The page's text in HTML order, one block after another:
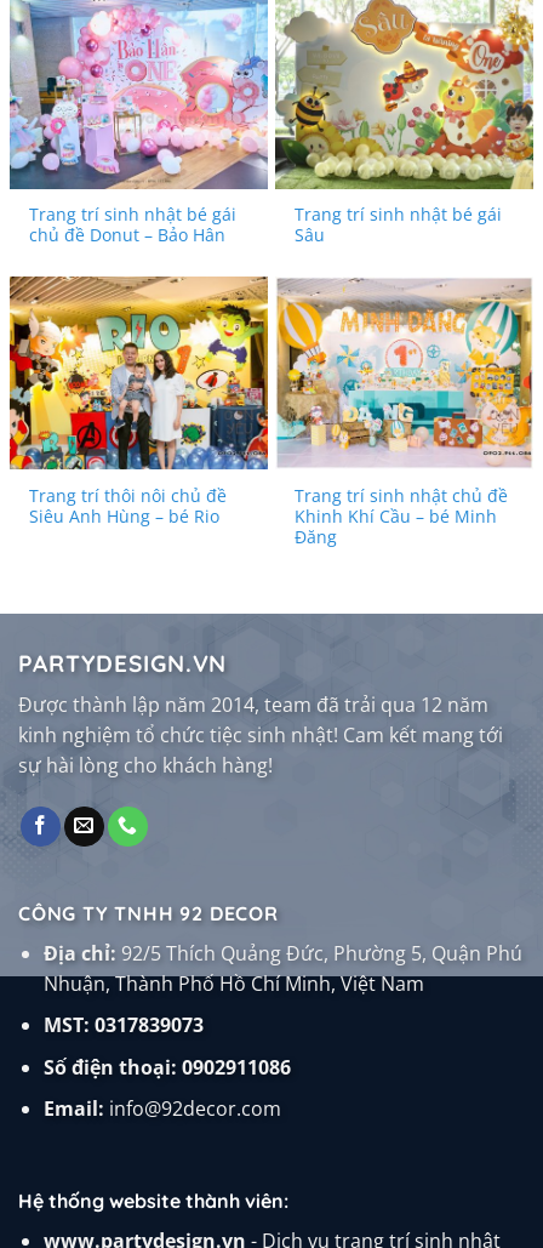
Trang trí sinh nhật bé gái
chủ đề Donut – Bảo Hân
Trang trí sinh nhật bé gái
Sâu
Trang trí thôi nôi chủ đề
Siêu Anh Hùng – bé Rio
Trang trí sinh nhật chủ đề
Khinh Khí Cầu – bé Minh
Đăng
PARTYDESIGN.VN
Được thành lập năm 2014, team đã trải qua 12 năm
kinh nghiệm tổ chức tiệc sinh nhật! Cam kết mang tới
sự hài lòng cho khách hàng!
CÔNG TY TNHH 92 DECOR
Địa chỉ: 92/5 Thích Quảng Đức, Phường 5, Quận Phú
Nhuận, Thành Phố Hồ Chí Minh, Việt Nam
MST: 0317839073
Số điện thoại: 0902911086
Email: info@92decor.com
Hệ thống website thành viên:
www.partydesign.vn - Dịch vụ trang trí sinh nhật